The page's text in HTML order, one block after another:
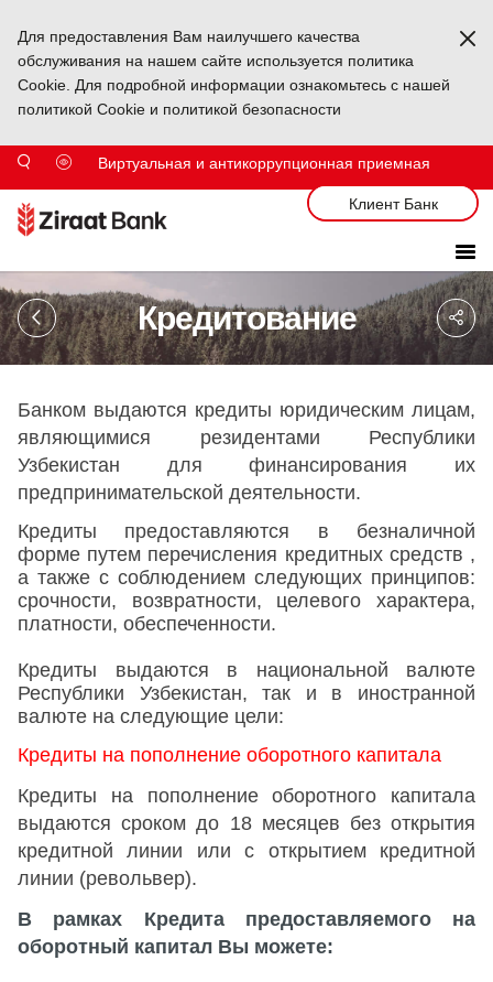
Для предоставления Вам наилучшего качества
обслуживания на нашем сайте используется политика
Cookie. Для подробной информации ознакомьтесь с нашей
политикой Cookie и политикой безопасности
Виртуальная и антикоррупционная приемная
Клиент Банк
Кредитование
Банком выдаются кредиты юридическим лицам,
являющимися резидентами Республики
Узбекистан для финансирования их
предпринимательской деятельности.
Кредиты предоставляются в безналичной
форме путем перечисления кредитных средств ,
а также с соблюдением следующих принципов:
срочности, возвратности, целевого характера,
платности, обеспеченности.
Кредиты выдаются в национальной валюте
Республики Узбекистан, так и в иностранной
валюте на следующие цели:
Кредиты на пополнение оборотного капитала
Кредиты на пополнение оборотного капитала
выдаются сроком до 18 месяцев без открытия
кредитной линии или с открытием кредитной
линии (револьвер).
В рамках Кредита предоставляемого на
оборотный капитал Вы можете: